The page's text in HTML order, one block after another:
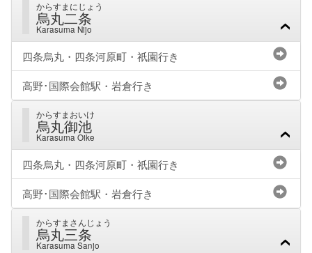
からすまにじょう
烏丸二条
Karasuma Nijo
四条烏丸・四条河原町・祇園行き
高野･国際会館駅・岩倉行き
からすまおいけ
烏丸御池
Karasuma Oike
四条烏丸・四条河原町・祇園行き
高野･国際会館駅・岩倉行き
からすまさんじょう
烏丸三条
Karasuma Sanjo